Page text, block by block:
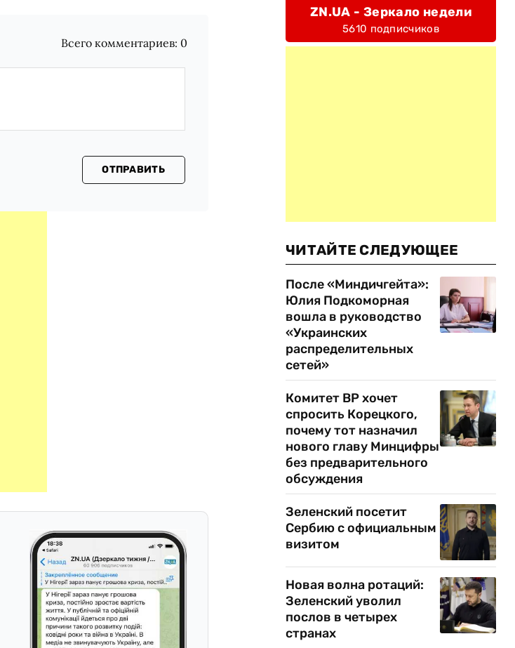
Всего комментариев: 0
ОТПРАВИТЬ
ZN.UA - Зеркало недели
5610 подписчиков
ЧИТАЙТЕ СЛЕДУЮЩЕЕ
После «Миндичгейта»:
Юлия Подкоморная
вошла в руководство
«Украинских
распределительных
сетей»
Комитет ВР хочет
спросить Корецкого,
почему тот назначил
нового главу Минцифры
без предварительного
обсуждения
Зеленский посетит
Сербию с официальным
визитом
Новая волна ротаций:
Зеленский уволил
послов в четырех
странах